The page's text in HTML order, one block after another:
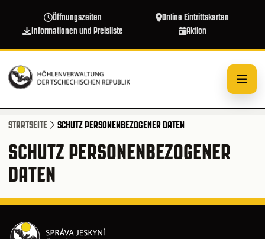
Öffnungszeiten
Online Eintrittskarten
Informationen und Preisliste
Aktion
STARTSEITE SCHUTZ PERSONENBEZOGENER DATEN
SCHUTZ PERSONENBEZOGENER
DATEN